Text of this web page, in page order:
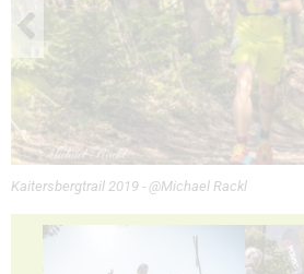
Kaitersbergtrail 2019 - @Michael Rackl